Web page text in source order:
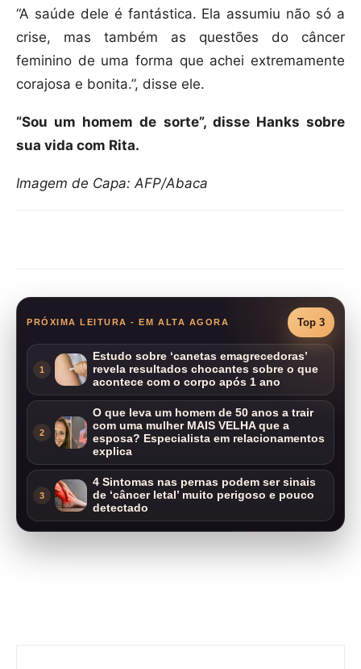
“A saúde dele é fantástica. Ela assumiu não só a
crise, mas também as questões do câncer
feminino de uma forma que achei extremamente
corajosa e bonita.”, disse ele.
“Sou um homem de sorte”, disse Hanks sobre
sua vida com Rita.
Imagem de Capa: AFP/Abaca
PRÓXIMA LEITURA - EM ALTA AGORA Top 3
1
Estudo sobre ‘canetas emagrecedoras’
revela resultados chocantes sobre o que
acontece com o corpo após 1 ano
2
O que leva um homem de 50 anos a trair
com uma mulher MAIS VELHA que a
esposa? Especialista em relacionamentos
explica
3
4 Sintomas nas pernas podem ser sinais
de ‘câncer letal’ muito perigoso e pouco
detectado